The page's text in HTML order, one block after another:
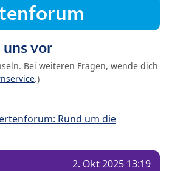
vor
Bei weiteren Fragen, wende dich
.)
Rund um die
2. Okt 2025 13:19